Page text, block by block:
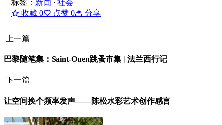
标签： 新闻 · 社会
收藏 0 点赞 0 分享
上一篇
巴黎随笔集：Saint-Ouen跳蚤市集 | 法兰西行记
下一篇
让空间换个频率发声——陈松水彩艺术创作感言